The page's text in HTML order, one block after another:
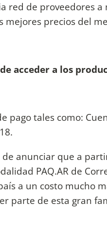
red de proveedores
precios del
acceder a los
pago tales como:
de anunciar que a
PAQ.AR de
a un costo mucho
parte de esta gran